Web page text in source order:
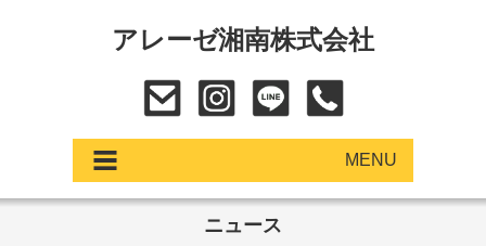
アレーゼ湘南株式会社
MENU
ニュース